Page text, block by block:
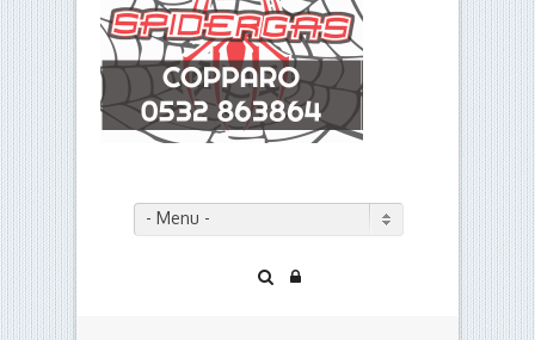
- Menu -